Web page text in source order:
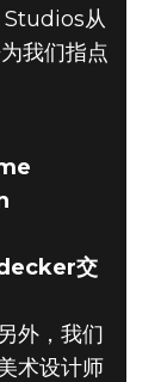
从
我们指点
交
外，我们
术设计师